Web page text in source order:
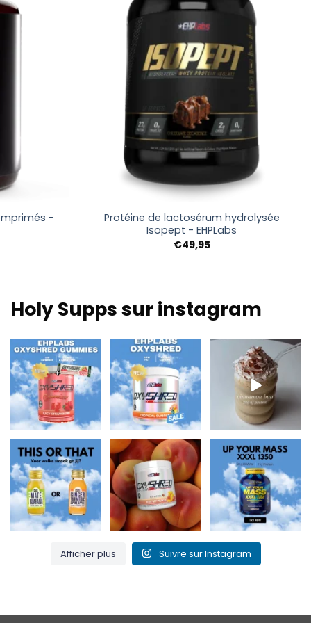
-
Protéine de lactosérum hydrolysée
Isopept - EHPLabs
€49,95
Holy Supps sur instagram
Nouveau chez Holy
Supps 🍬⚡
Les gommes
OxyShred...
3
Faible teneur en
matières grasses et
150 mg de...
0 2
Nourrissant, riche en
protéines et parfait
pour...
2 0
Maté & Guarana
pour un regain
d'énergie ou...
0 0
Embrasse ma pêche
et brûle cette graisse
! 🍑🔥
1 0
Up Your Mass XXXL
1350 = protéines +
BCAA pour la...
1 0
Afficher plus Suivre sur Instagram